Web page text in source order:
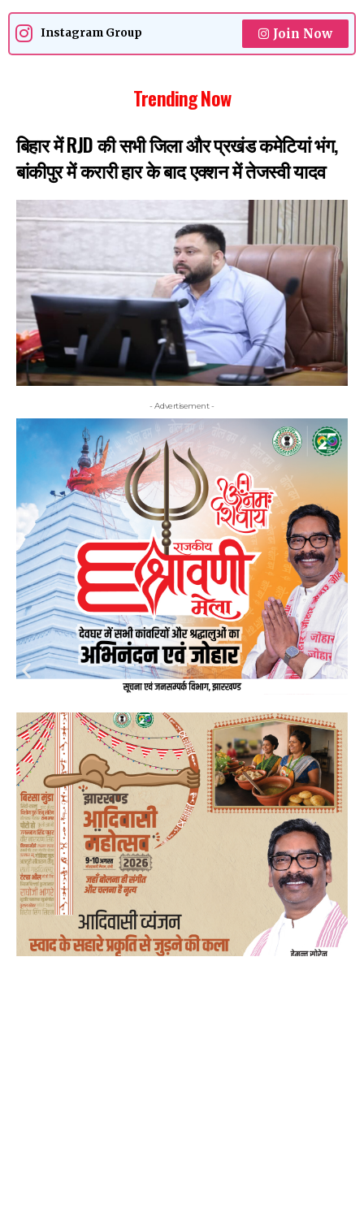
Instagram Group Join Now
Trending Now
बिहार में RJD की सभी जिला और प्रखंड कमेटियां भंग,
बांकीपुर में करारी हार के बाद एक्शन में तेजस्वी यादव
- Advertisement -